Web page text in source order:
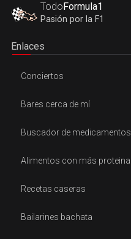
TodoFormula1
Pasión por la F1
Enlaces
Conciertos
Bares cerca de mí
Buscador de medicamentos
Alimentos con más proteina
Recetas caseras
Bailarines bachata